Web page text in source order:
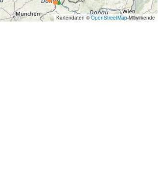
Kartendaten ©OpenStreetMap-Mitwirkende